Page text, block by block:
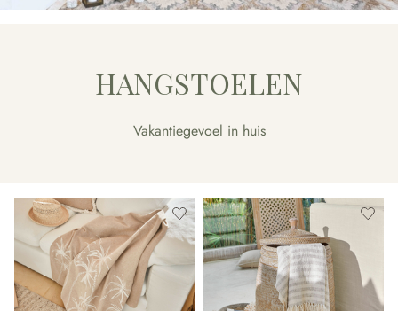
HANGSTOELEN
Vakantiegevoel in huis